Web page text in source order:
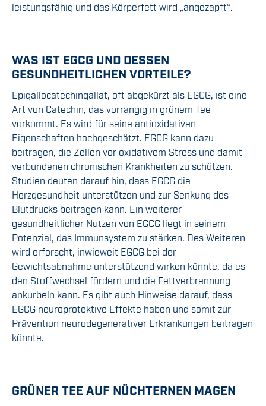
leistungsfähig und das Körperfett wird „angezapft“.
WAS IST EGCG UND DESSEN
GESUNDHEITLICHEN VORTEILE?
Epigallocatechingallat, oft abgekürzt als EGCG, ist eine
Art von Catechin, das vorrangig in grünem Tee
vorkommt. Es wird für seine antioxidativen
Eigenschaften hochgeschätzt. EGCG kann dazu
beitragen, die Zellen vor oxidativem Stress und damit
verbundenen chronischen Krankheiten zu schützen.
Studien deuten darauf hin, dass EGCG die
Herzgesundheit unterstützen und zur Senkung des
Blutdrucks beitragen kann. Ein weiterer
gesundheitlicher Nutzen von EGCG liegt in seinem
Potenzial, das Immunsystem zu stärken. Des Weiteren
wird erforscht, inwieweit EGCG bei der
Gewichtsabnahme unterstützend wirken könnte, da es
den Stoffwechsel fördern und die Fettverbrennung
ankurbeln kann. Es gibt auch Hinweise darauf, dass
EGCG neuroprotektive Effekte haben und somit zur
Prävention neurodegenerativer Erkrankungen beitragen
könnte.
GRÜNER TEE AUF NÜCHTERNEN MAGEN